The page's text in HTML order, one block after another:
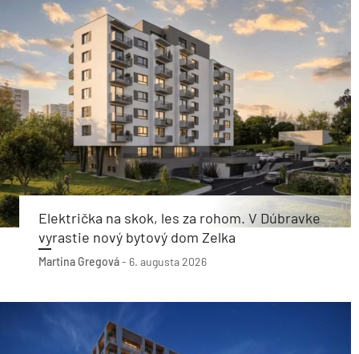
Električka na skok, les za rohom. V Dúbravke
vyrastie nový bytový dom Zelka
Martina Gregová- 6. augusta 2026